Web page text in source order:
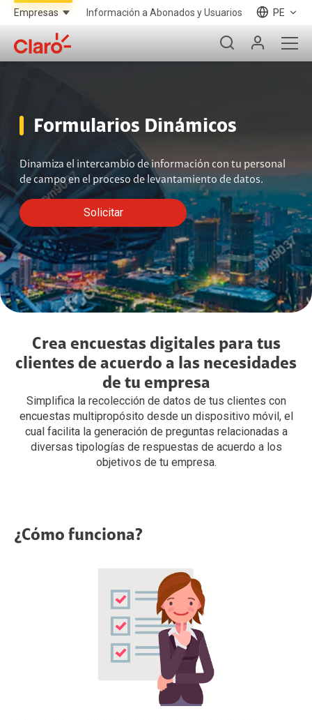
Información a Abonados y Usuarios PE
Formularios Dinámicos
Dinamiza el intercambio de información con tu personal
de campo en el proceso de levantamiento de datos.
Solicitar
Crea encuestas digitales para tus
clientes de acuerdo a las necesidades
de tu empresa
Simplifica la recolección de datos de tus clientes con
encuestas multipropósito desde un dispositivo móvil, el
cual facilita la generación de preguntas relacionadas a
diversas tipologías de respuestas de acuerdo a los
objetivos de tu empresa.
¿Cómo funciona?